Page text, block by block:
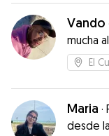
Vando ·
mucha
El
Maria ·
desde